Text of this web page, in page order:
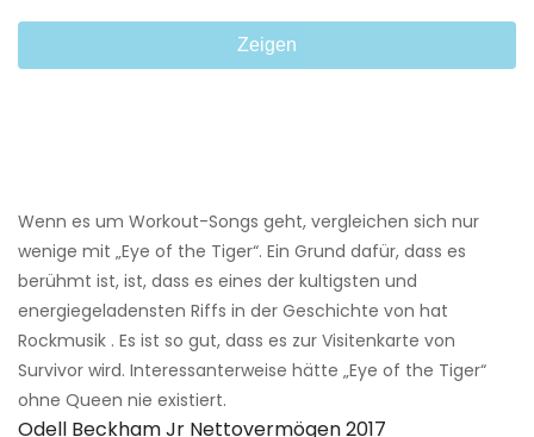
Zeigen
Wenn es um Workout-Songs geht, vergleichen sich nur
wenige mit „Eye of the Tiger“. Ein Grund dafür, dass es
berühmt ist, ist, dass es eines der kultigsten und
energiegeladensten Riffs in der Geschichte von hat
Rockmusik . Es ist so gut, dass es zur Visitenkarte von
Survivor wird. Interessanterweise hätte „Eye of the Tiger“
ohne Queen nie existiert.
Odell Beckham Jr Nettovermögen 2017